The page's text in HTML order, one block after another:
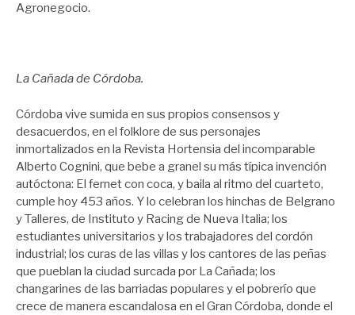
Agronegocio.
La Cañada de Córdoba.
Córdoba vive sumida en sus propios consensos y
desacuerdos, en el folklore de sus personajes
inmortalizados en la Revista Hortensia del incomparable
Alberto Cognini, que bebe a granel su más típica invención
autóctona: El fernet con coca, y baila al ritmo del cuarteto,
cumple hoy 453 años. Y lo celebran los hinchas de Belgrano
y Talleres, de Instituto y Racing de Nueva Italia; los
estudiantes universitarios y los trabajadores del cordón
industrial; los curas de las villas y los cantores de las peñas
que pueblan la ciudad surcada por La Cañada; los
changarines de las barriadas populares y el pobrerío que
crece de manera escandalosa en el Gran Córdoba, donde el